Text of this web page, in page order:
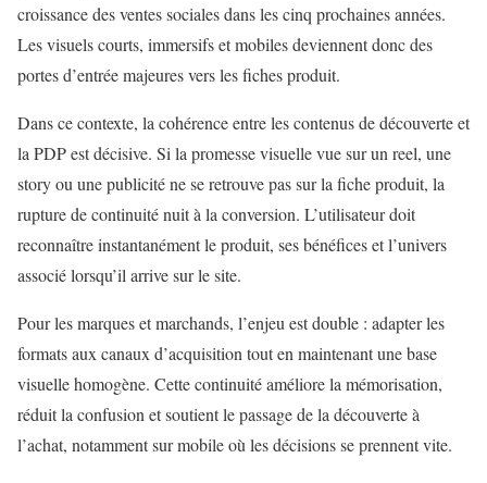
croissance des ventes sociales dans les cinq prochaines années.
Les visuels courts, immersifs et mobiles deviennent donc des
portes d’entrée majeures vers les fiches produit.
Dans ce contexte, la cohérence entre les contenus de découverte et
la PDP est décisive. Si la promesse visuelle vue sur un reel, une
story ou une publicité ne se retrouve pas sur la fiche produit, la
rupture de continuité nuit à la conversion. L’utilisateur doit
reconnaître instantanément le produit, ses bénéfices et l’univers
associé lorsqu’il arrive sur le site.
Pour les marques et marchands, l’enjeu est double : adapter les
formats aux canaux d’acquisition tout en maintenant une base
visuelle homogène. Cette continuité améliore la mémorisation,
réduit la confusion et soutient le passage de la découverte à
l’achat, notamment sur mobile où les décisions se prennent vite.